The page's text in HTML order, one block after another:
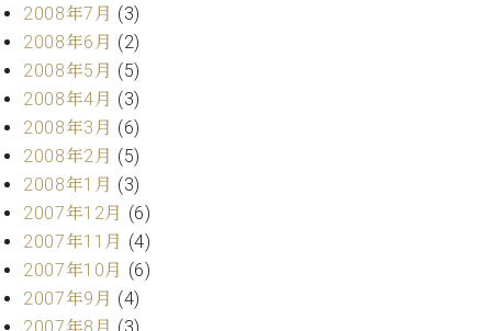
2008年7月 (3)
2008年6月 (2)
2008年5月 (5)
2008年4月 (3)
2008年3月 (6)
2008年2月 (5)
2008年1月 (3)
2007年12月 (6)
2007年11月 (4)
2007年10月 (6)
2007年9月 (4)